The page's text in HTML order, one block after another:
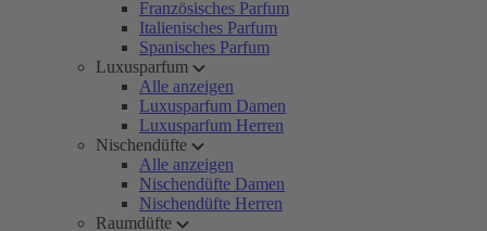
Französisches Parfum
Italienisches Parfum
Spanisches Parfum
Luxusparfum
Alle anzeigen
Luxusparfum Damen
Luxusparfum Herren
Nischendüfte
Alle anzeigen
Nischendüfte Damen
Nischendüfte Herren
Raumdüfte